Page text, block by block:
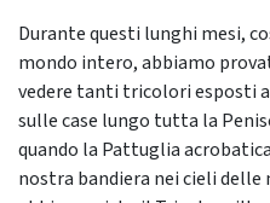
Durante questi lunghi mesi,
mondo intero, abbiamo
vedere tanti tricolori esposti
sulle case lungo tutta la
quando la Pattuglia
nostra bandiera nei cieli